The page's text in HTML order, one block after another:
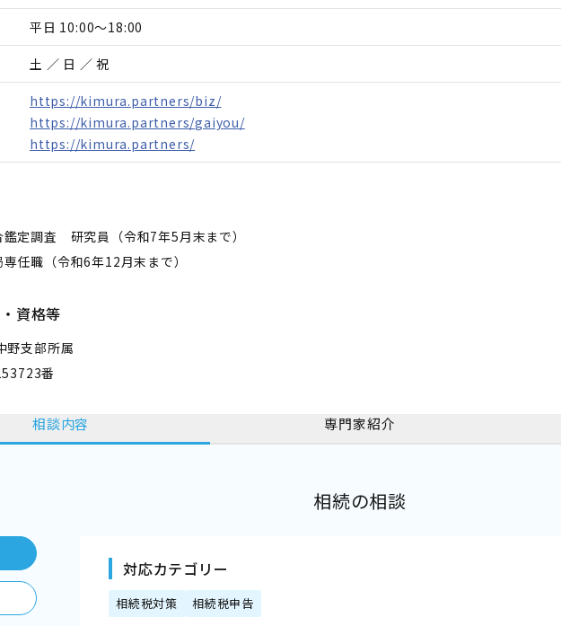
平日 10:00～18:00
土 ／ 日 ／ 祝
https://kimura.partners/biz/
https://kimura.partners/gaiyou/
https://kimura.partners/
定調査 研究員（令和7年5月末まで）
任職（令和6年12月末まで）
資格等
野支部所属
番
相談内容 専門家紹介
相続の相談
対応カテゴリー
相続税対策 相続税申告